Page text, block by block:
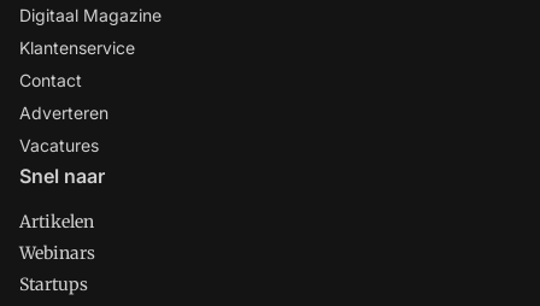
Digitaal Magazine
Klantenservice
Contact
Adverteren
Vacatures
Snel naar
Artikelen
Webinars
Startups